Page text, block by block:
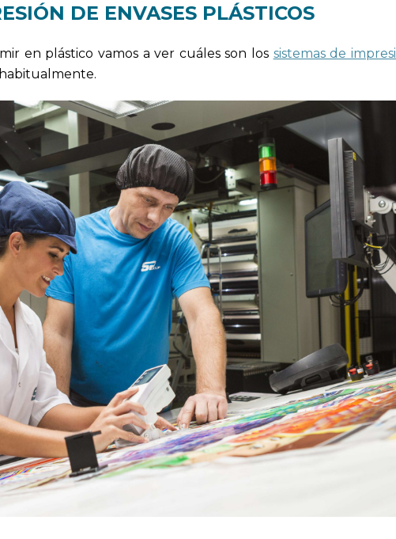
DE ENVASES PLÁSTICOS
en plástico vamos a ver cuáles son los sistemas de